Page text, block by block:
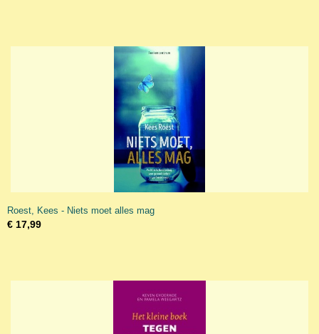
Roest, Kees - Niets moet alles mag
€ 17,99